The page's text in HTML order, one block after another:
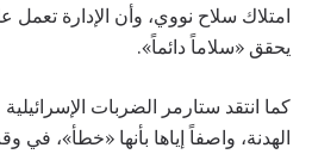
امتلاك سلاح نووي، وأن الإدارة تعمل
يحقق «سلاماً دائماً».
كما انتقد ستارمر الضربات
الهدنة، واصفاً إياها بأنها «خطأ»، في